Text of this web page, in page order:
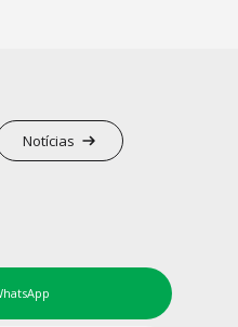
Notícias